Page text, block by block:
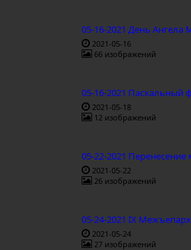
05-16-2021 День Ангела
2021-05-16
66 изображений
05-16-2021 Пасхальный
2021-05-18
12 изображений
05-22-2021
2021-05-22
26 изображений
05-24-2021 IX
2021-05-24
27 изображений